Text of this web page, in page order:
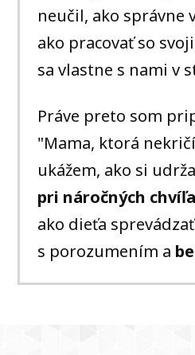
neučil, ako správne
ako pracovať so
sa vlastne s nami v
Práve preto som
"Mama, ktorá
ukážem, ako si
pri náročných
ako dieťa
s porozumením a